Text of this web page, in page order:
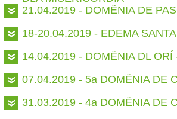
21.04.2019 - DOMËNIA DE
18-20.04.2019 - EDEMA
14.04.2019 - DOMËNIA DL ORÍ
07.04.2019 - 5a DOMËNIA DE
31.03.2019 - 4a DOMËNIA DE